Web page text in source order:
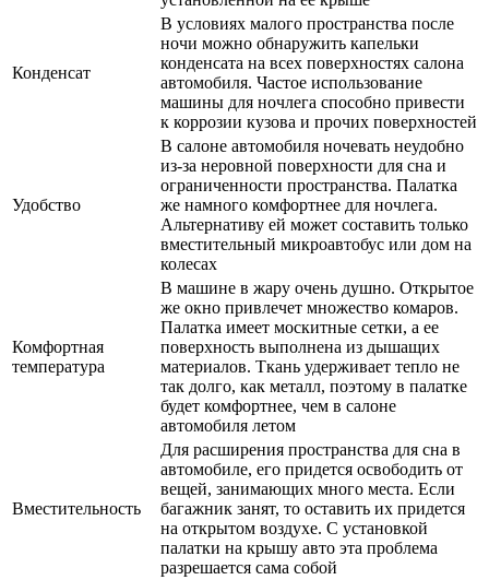
Конденсат
В условиях малого пространства после
ночи можно обнаружить капельки
конденсата на всех поверхностях салона
автомобиля. Частое использование
машины для ночлега способно привести
к коррозии кузова и прочих поверхностей
Удобство
В салоне автомобиля ночевать неудобно
из-за неровной поверхности для сна и
ограниченности пространства. Палатка
же намного комфортнее для ночлега.
Альтернативу ей может составить только
вместительный микроавтобус или дом на
колесах
Комфортная
температура
В машине в жару очень душно. Открытое
же окно привлечет множество комаров.
Палатка имеет москитные сетки, а ее
поверхность выполнена из дышащих
материалов. Ткань удерживает тепло не
так долго, как металл, поэтому в палатке
будет комфортнее, чем в салоне
автомобиля летом
Вместительность
Для расширения пространства для сна в
автомобиле, его придется освободить от
вещей, занимающих много места. Если
багажник занят, то оставить их придется
на открытом воздухе. С установкой
палатки на крышу авто эта проблема
разрешается сама собой